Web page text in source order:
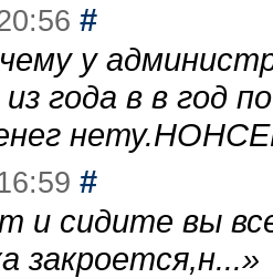
#
у
года в в год
#
и сидите вы
закроется,н...»